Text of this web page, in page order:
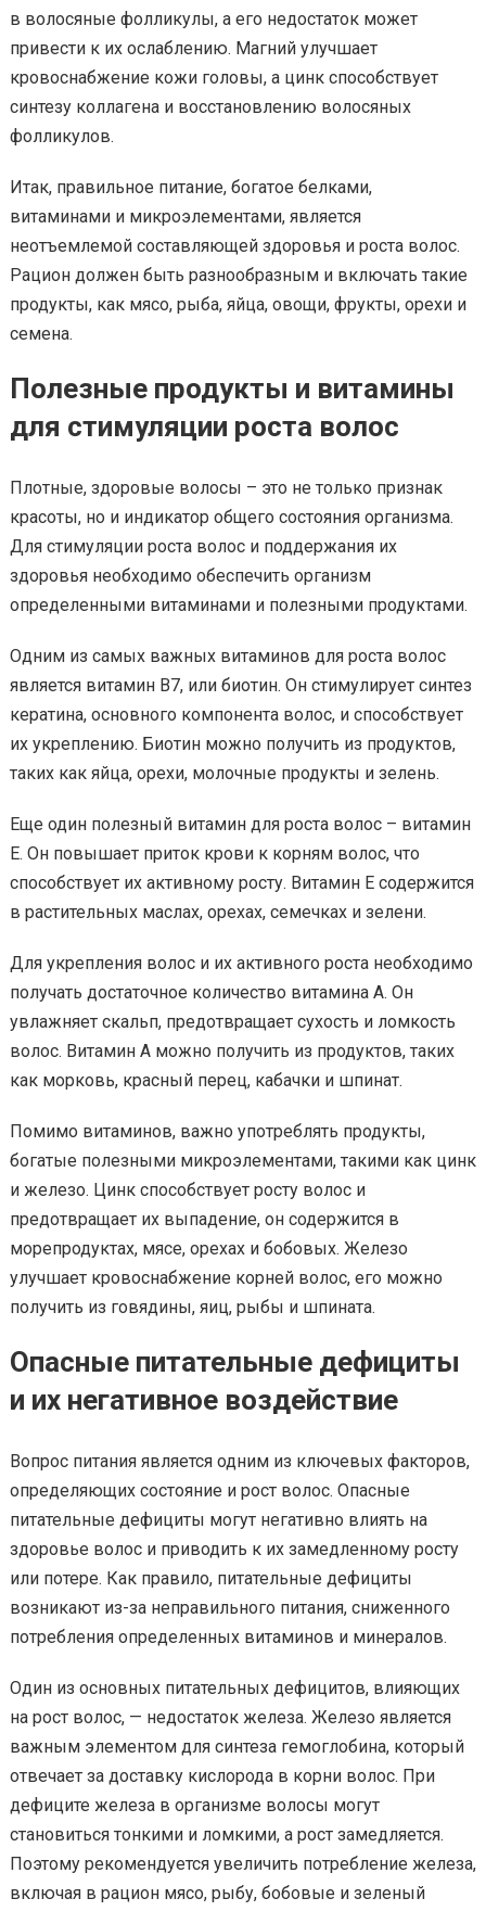
в волосяные фолликулы, а его недостаток может
привести к их ослаблению. Магний улучшает
кровоснабжение кожи головы, а цинк способствует
синтезу коллагена и восстановлению волосяных
фолликулов.
Итак, правильное питание, богатое белками,
витаминами и микроэлементами, является
неотъемлемой составляющей здоровья и роста волос.
Рацион должен быть разнообразным и включать такие
продукты, как мясо, рыба, яйца, овощи, фрукты, орехи и
семена.
Полезные продукты и витамины
для стимуляции роста волос
Плотные, здоровые волосы – это не только признак
красоты, но и индикатор общего состояния организма.
Для стимуляции роста волос и поддержания их
здоровья необходимо обеспечить организм
определенными витаминами и полезными продуктами.
Одним из самых важных витаминов для роста волос
является витамин B7, или биотин. Он стимулирует синтез
кератина, основного компонента волос, и способствует
их укреплению. Биотин можно получить из продуктов,
таких как яйца, орехи, молочные продукты и зелень.
Еще один полезный витамин для роста волос – витамин
E. Он повышает приток крови к корням волос, что
способствует их активному росту. Витамин E содержится
в растительных маслах, орехах, семечках и зелени.
Для укрепления волос и их активного роста необходимо
получать достаточное количество витамина A. Он
увлажняет скальп, предотвращает сухость и ломкость
волос. Витамин A можно получить из продуктов, таких
как морковь, красный перец, кабачки и шпинат.
Помимо витаминов, важно употреблять продукты,
богатые полезными микроэлементами, такими как цинк
и железо. Цинк способствует росту волос и
предотвращает их выпадение, он содержится в
морепродуктах, мясе, орехах и бобовых. Железо
улучшает кровоснабжение корней волос, его можно
получить из говядины, яиц, рыбы и шпината.
Опасные питательные дефициты
и их негативное воздействие
Вопрос питания является одним из ключевых факторов,
определяющих состояние и рост волос. Опасные
питательные дефициты могут негативно влиять на
здоровье волос и приводить к их замедленному росту
или потере. Как правило, питательные дефициты
возникают из-за неправильного питания, сниженного
потребления определенных витаминов и минералов.
Один из основных питательных дефицитов, влияющих
на рост волос, — недостаток железа. Железо является
важным элементом для синтеза гемоглобина, который
отвечает за доставку кислорода в корни волос. При
дефиците железа в организме волосы могут
становиться тонкими и ломкими, а рост замедляется.
Поэтому рекомендуется увеличить потребление железа,
включая в рацион мясо, рыбу, бобовые и зеленый